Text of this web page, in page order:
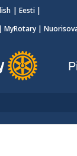
Eesti
|MyRotary |